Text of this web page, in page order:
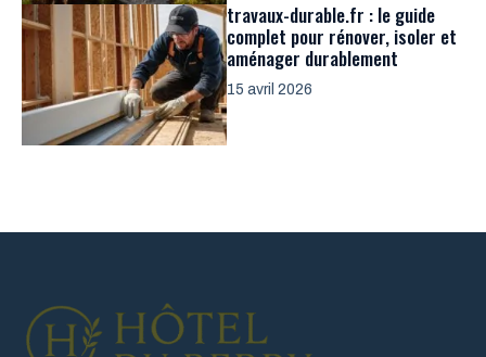
travaux-durable.fr : le guide
complet pour rénover, isoler et
aménager durablement
15 avril 2026